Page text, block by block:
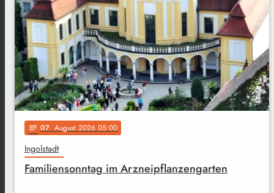
notes 07. August 2026 05:00
Ingolstadt
Familiensonntag im Arzneipflanzengarten